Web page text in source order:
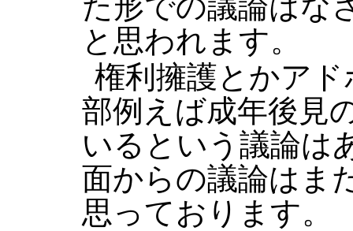
と思われます。
権利擁護とかア
部例えば成年後見
いるという議論は
面からの議論はま
思っております。